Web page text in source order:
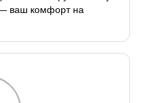
— ваш комфорт на